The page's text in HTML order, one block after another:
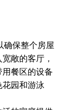
确保整个房屋
敞的客厅，
餐区的设备
园和游泳